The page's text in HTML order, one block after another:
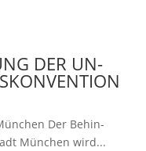
DER UN-
Der Behin­
München wird...